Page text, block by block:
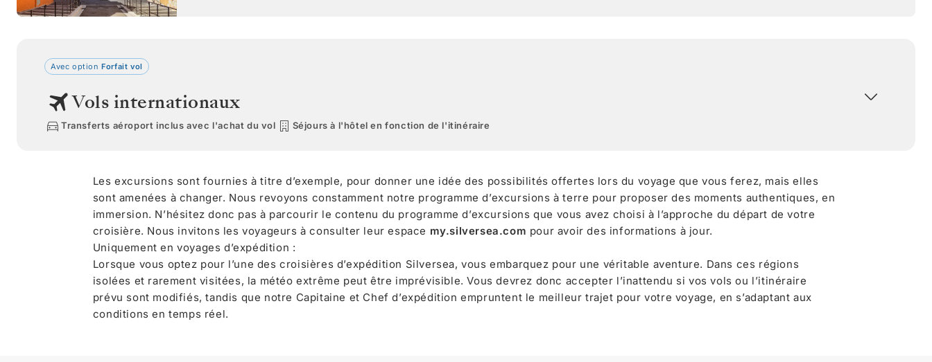
Avec option Forfait vol
Vols internationaux
Transferts aéroport inclus avec l'achat du vol Séjours à l'hôtel en fonction de l'itinéraire
Les excursions sont fournies à titre d’exemple, pour donner une idée des possibilités offertes lors du voyage que vous ferez, mais elles
sont amenées à changer. Nous revoyons constamment notre programme d’excursions à terre pour proposer des moments authentiques, en
immersion. N’hésitez donc pas à parcourir le contenu du programme d’excursions que vous avez choisi à l’approche du départ de votre
croisière. Nous invitons les voyageurs à consulter leur espace my.silversea.com pour avoir des informations à jour.
Uniquement en voyages d’expédition :
Lorsque vous optez pour l’une des croisières d’expédition Silversea, vous embarquez pour une véritable aventure. Dans ces régions
isolées et rarement visitées, la météo extrême peut être imprévisible. Vous devrez donc accepter l’inattendu si vos vols ou l’itinéraire
prévu sont modifiés, tandis que notre Capitaine et Chef d’expédition empruntent le meilleur trajet pour votre voyage, en s’adaptant aux
conditions en temps réel.